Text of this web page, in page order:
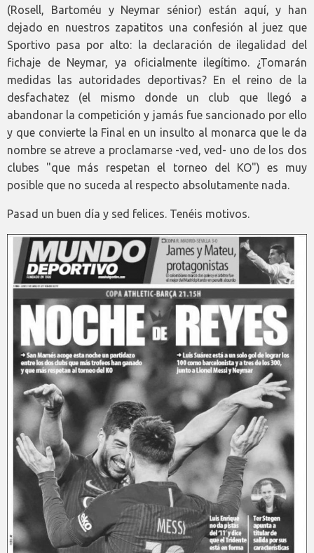
(Rosell, Bartoméu y Neymar sénior) están aquí, y han
dejado en nuestros zapatitos una confesión al juez que
Sportivo pasa por alto: la declaración de ilegalidad del
fichaje de Neymar, ya oficialmente ilegítimo. ¿Tomarán
medidas las autoridades deportivas? En el reino de la
desfachatez (el mismo donde un club que llegó a
abandonar la competición y jamás fue sancionado por ello
y que convierte la Final en un insulto al monarca que le da
nombre se atreve a proclamarse -ved, ved- uno de los dos
clubes "que más respetan el torneo del KO") es muy
posible que no suceda al respecto absolutamente nada.
Pasad un buen día y sed felices. Tenéis motivos.